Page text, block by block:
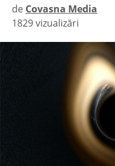
de Covasna Media
|
1829 vizualizări